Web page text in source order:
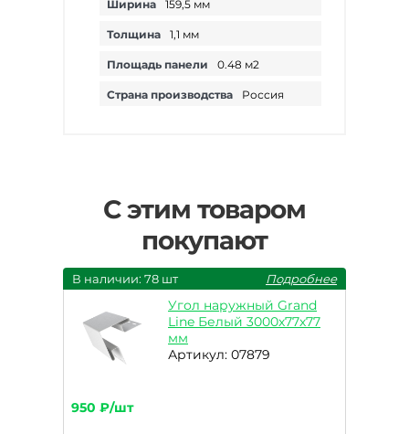
Ширина 159,5 мм
Толщина 1,1 мм
Площадь панели 0.48 м2
Страна производства Россия
С этим товаром
покупают
В наличии: 78 шт Подробнее
Угол наружный Grand
Line Белый 3000х77х77
мм
Артикул: 07879
950 ₽/шт